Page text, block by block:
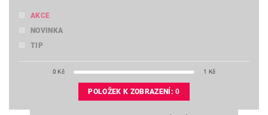
AKCE
NOVINKA
TIP
0 Kč 1 Kč
POLOŽEK K ZOBRAZENÍ:0